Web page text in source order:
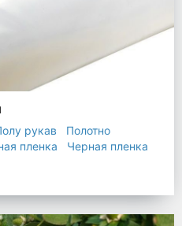
рукав
Полотно
пленка Черная пленка